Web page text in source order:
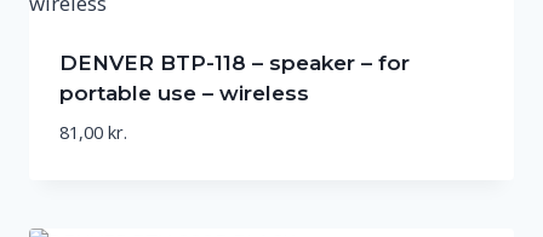
DENVER BTP-118 – speaker – for
portable use – wireless
81,00 kr.